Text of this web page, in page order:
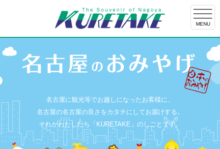
MENU
名古屋に観光等でお越しになったお客様に、
名古屋の名古屋の良さをカタチにしてお届けする。
それがわたしたち「KURETAKE」のしごとです。